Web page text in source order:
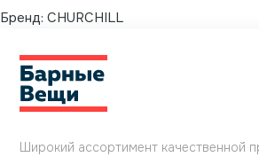
Бренд: CHURCHILL
Широкий ассортимент качественной